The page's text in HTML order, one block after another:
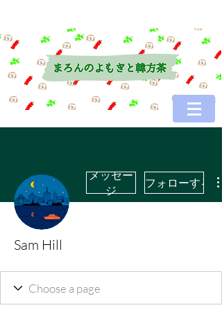
メッセー
ジ
フォローする
Sam Hill